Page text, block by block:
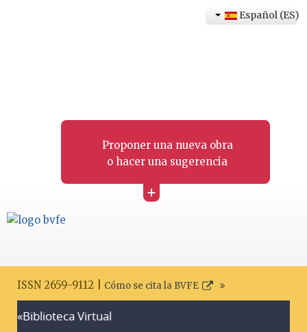
Proponer una nueva obra
o hacer una sugerencia
+
Español (ES)
ISSN 2659-9112 | Cómo se cita la BVFE
«Biblioteca Virtual